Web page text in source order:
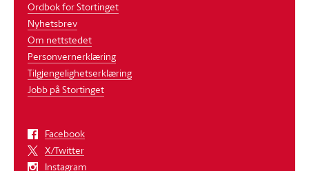
Ordbok for Stortinget
Nyhetsbrev
Om nettstedet
Personvernerklæring
Tilgjengelighetserklæring
Jobb på Stortinget
Facebook
X/Twitter
Instagram